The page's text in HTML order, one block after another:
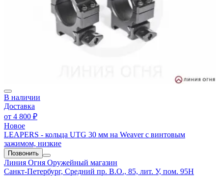
В наличии
Доставка
от 4 800 ₽
Новое
LEAPERS - кольца UTG 30 мм на Weaver с винтовым
зажимом, низкие
Позвонить
Линия Огня Оружейный магазин
Санкт-Петербург, Средний пр. В.О., 85, лит. У, пом. 95Н